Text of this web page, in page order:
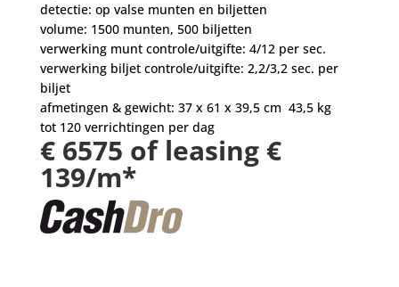
detectie: op valse munten en biljetten
volume: 1500 munten, 500 biljetten
verwerking munt controle/uitgifte: 4/12 per sec.
verwerking biljet controle/uitgifte: 2,2/3,2 sec. per
biljet
afmetingen & gewicht: 37 x 61 x 39,5 cm 43,5 kg
tot 120 verrichtingen per dag
€ 6575 of leasing €
139/m*